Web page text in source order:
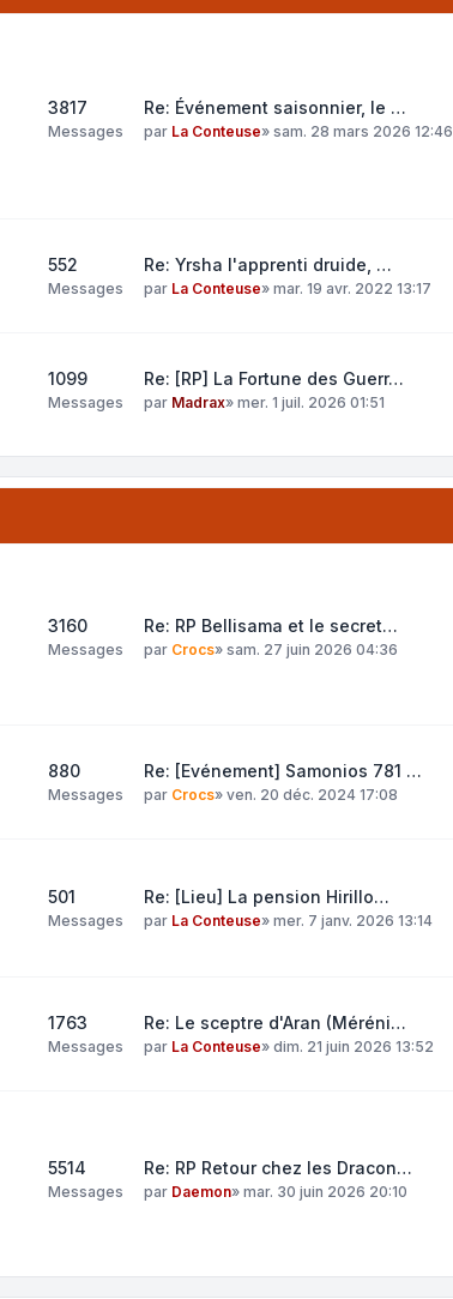
3817
Messages
Re: Événement saisonnier, le …
par La Conteuse» sam. 28 mars 2026 12:46
552
Messages
Re: Yrsha l'apprenti druide, …
par La Conteuse» mar. 19 avr. 2022 13:17
1099
Messages
Re: [RP] La Fortune des Guerr…
par Madrax» mer. 1 juil. 2026 01:51
3160
Messages
Re: RP Bellisama et le secret…
par Crocs» sam. 27 juin 2026 04:36
880
Messages
Re: [Evénement] Samonios 781 …
par Crocs» ven. 20 déc. 2024 17:08
501
Messages
Re: [Lieu] La pension Hirillo…
par La Conteuse» mer. 7 janv. 2026 13:14
1763
Messages
Re: Le sceptre d'Aran (Méréni…
par La Conteuse» dim. 21 juin 2026 13:52
5514
Messages
Re: RP Retour chez les Dracon…
par Daemon» mar. 30 juin 2026 20:10